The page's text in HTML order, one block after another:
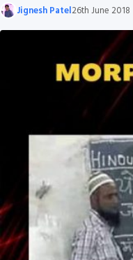
Jignesh Patel26th June 2018